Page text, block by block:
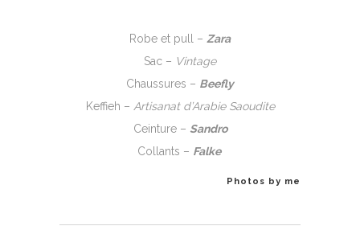
Robe et pull – Zara
Sac – Vintage
Chaussures – Beefly
Keffieh – Artisanat d’Arabie Saoudite
Ceinture – Sandro
Collants – Falke
Photos by me